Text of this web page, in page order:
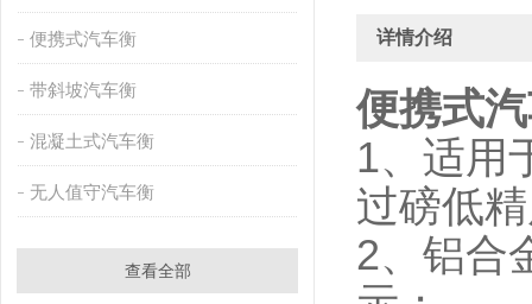
便携式汽车衡
带斜坡汽车衡
混凝土式汽车衡
无人值守汽车衡
查看全部
详情介绍
便携式
1、适用
过磅低
2、铝合